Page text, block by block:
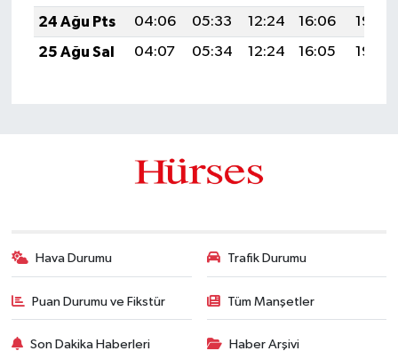
24 Ağu Pts
04:06 05:33 12:24 16:06
19:05
25 Ağu Sal
04:07 05:34 12:24 16:05 19:04
Hava Durumu Trafik Durumu
Puan Durumu ve Fikstür Tüm Manşetler
Son Dakika Haberleri Haber Arşivi